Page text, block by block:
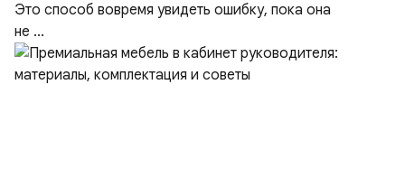
Это способ вовремя увидеть ошибку, пока она
не ...